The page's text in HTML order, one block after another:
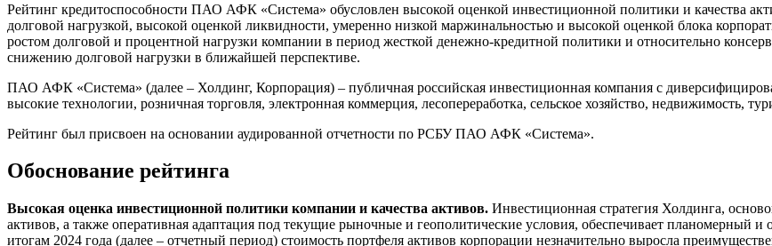
Рейтинг кредитоспособности ПАО АФК «Система» обусловлен высокой оценкой инвестиционной политики и качества
долговой нагрузкой, высокой оценкой ликвидности, умеренно низкой маржинальностью и высокой оценкой блока
ростом долговой и процентной нагрузки компании в период жесткой денежно-кредитной политики и относительно
снижению долговой нагрузки в ближайшей перспективе.
ПАО АФК «Система» (далее – Холдинг, Корпорация) – публичная российская инвестиционная компания с
высокие технологии, розничная торговля, электронная коммерция, лесопереработка, сельское хозяйство, недвижимость,
Рейтинг был присвоен на основании аудированной отчетности по РСБУ ПАО АФК «Система».
Обоснование рейтинга
Высокая оценка инвестиционной политики компании и качества активов. Инвестиционная стратегия Холдинга,
активов, а также оперативная адаптация под текущие рыночные и геополитические условия, обеспечивает планомерный
итогам 2024 года (далее – отчетный период) стоимость портфеля активов корпорации незначительно выросла